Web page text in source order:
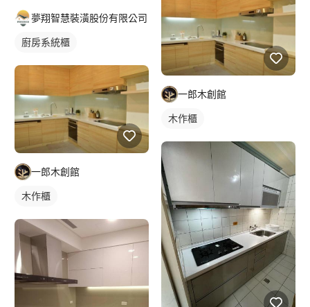
夢翔智慧裝潢股份有限公司
廚房系統櫃
一郎木創館
木作櫃
一郎木創館
木作櫃